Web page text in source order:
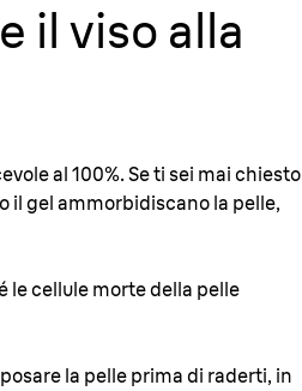
il viso alla
al 100%. Se ti sei mai chiesto
il gel ammorbidiscano la pelle,
le cellule morte della pelle
la pelle prima di raderti, in